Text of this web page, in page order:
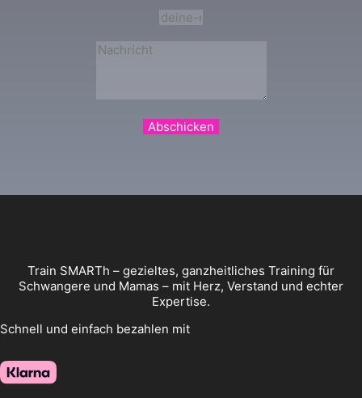
Abschicken
Train SMARTh – gezieltes, ganzheitliches Training für
Schwangere und Mamas – mit Herz, Verstand und echter
Expertise.
Schnell und einfach bezahlen mit